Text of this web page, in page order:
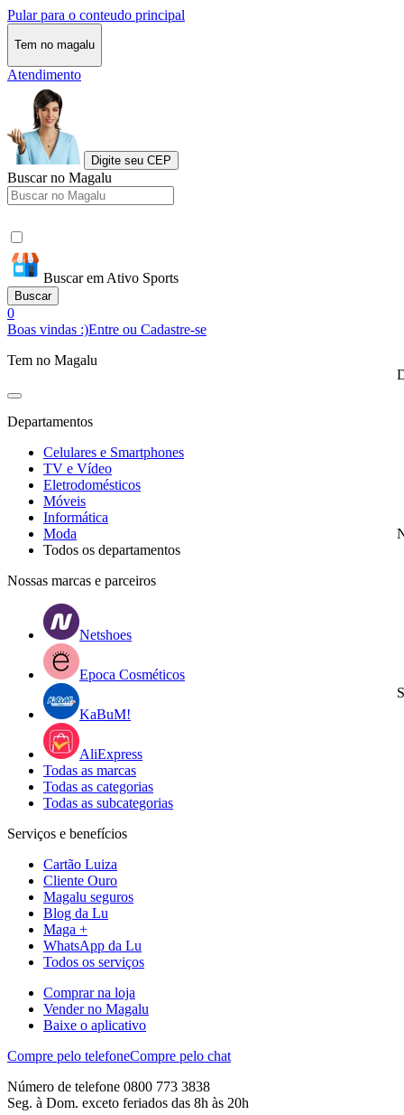
Pular para o conteudo principal
Tem no magalu
Atendimento
Digite seu CEP
Buscar no Magalu
Buscar em Ativo Sports
Buscar
0
Boas vindas :)Entre ou Cadastre-se
Tem no Magalu
Departamentos
Celulares e Smartphones
TV e Vídeo
Eletrodomésticos
Móveis
Informática
Moda
Todos os departamentos
Nossas marcas e parceiros
Netshoes
Epoca Cosméticos
KaBuM!
AliExpress
Todas as marcas
Todas as categorias
Todas as subcategorias
Serviços e benefícios
Cartão Luiza
Cliente Ouro
Magalu seguros
Blog da Lu
Maga +
WhatsApp da Lu
Todos os serviços
Comprar na loja
Vender no Magalu
Baixe o aplicativo
Compre pelo telefoneCompre pelo chat
Número de telefone 0800 773 3838
Seg. à Dom. exceto feriados das 8h às 20h